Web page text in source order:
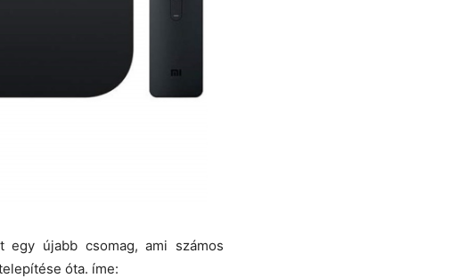
újabb csomag, ami számos
óta. íme: